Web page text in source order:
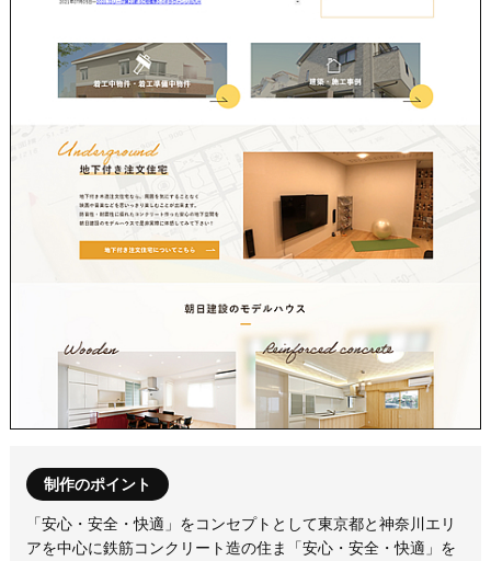
制作のポイント
「安心・安全・快適」をコンセプトとして東京都と神奈川エリ
アを中心に鉄筋コンクリート造の住ま「安心・安全・快適」を